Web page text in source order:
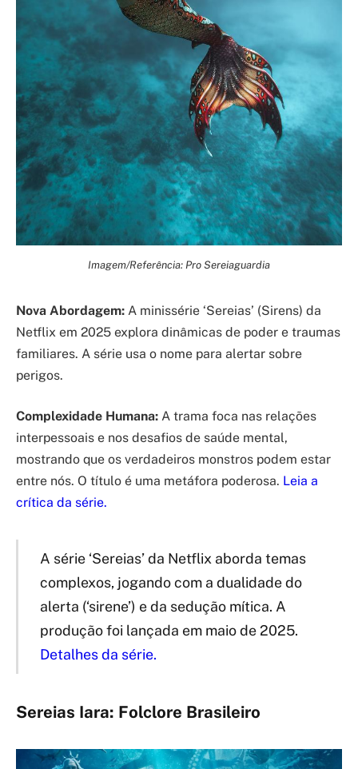
Imagem/Referência: Pro Sereiaguardia
Nova Abordagem: A minissérie ‘Sereias’ (Sirens) da
Netflix em 2025 explora dinâmicas de poder e traumas
familiares. A série usa o nome para alertar sobre
perigos.
Complexidade Humana: A trama foca nas relações
interpessoais e nos desafios de saúde mental,
mostrando que os verdadeiros monstros podem estar
entre nós. O título é uma metáfora poderosa. Leia a
crítica da série.
A série ‘Sereias’ da Netflix aborda temas
complexos, jogando com a dualidade do
alerta (‘sirene’) e da sedução mítica. A
produção foi lançada em maio de 2025.
Detalhes da série.
Sereias Iara: Folclore Brasileiro